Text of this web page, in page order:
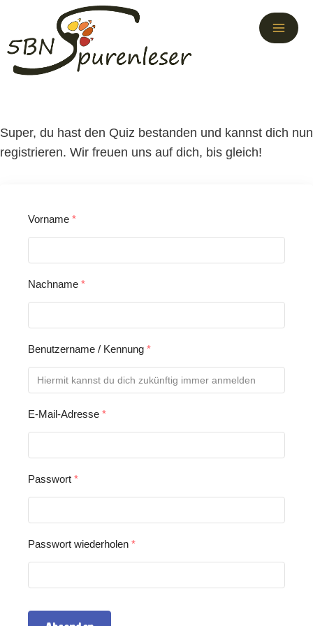
springen
Super, du hast den Quiz bestanden und kannst dich nun
registrieren. Wir freuen uns auf dich, bis gleich!
Vorname *
Nachname *
Benutzername / Kennung *
E-Mail-Adresse *
Passwort *
Passwort wiederholen *